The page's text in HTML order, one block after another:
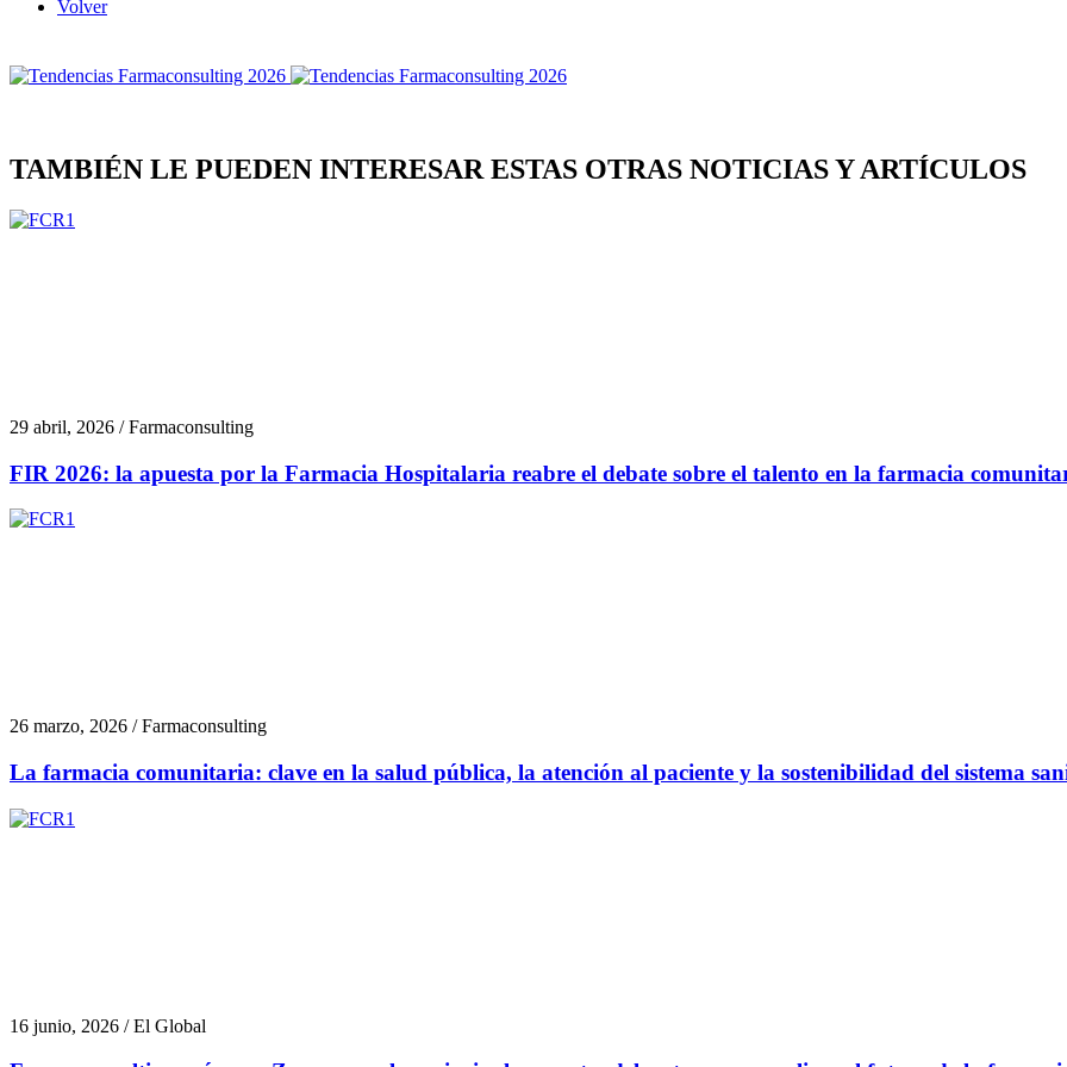
Volver
TAMBIÉN LE PUEDEN INTERESAR ESTAS OTRAS NOTICIAS Y ARTÍCULOS
29 abril, 2026 / Farmaconsulting
FIR 2026: la apuesta por la Farmacia Hospitalaria reabre el debate sobre el talento en la farmacia
26 marzo, 2026 / Farmaconsulting
La farmacia comunitaria: clave en la salud pública, la atención al paciente y la sostenibilidad del sistema
16 junio, 2026 / El Global